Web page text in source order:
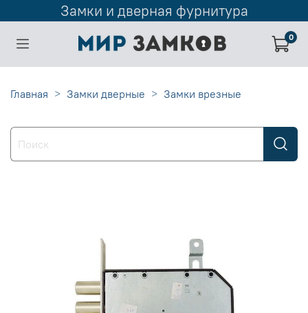
Замки и дверная фурнитура
0
Главная Замки дверные Замки врезные